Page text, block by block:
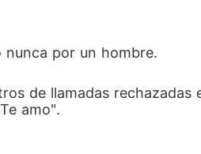
nunca por un hombre.
de llamadas
amo".